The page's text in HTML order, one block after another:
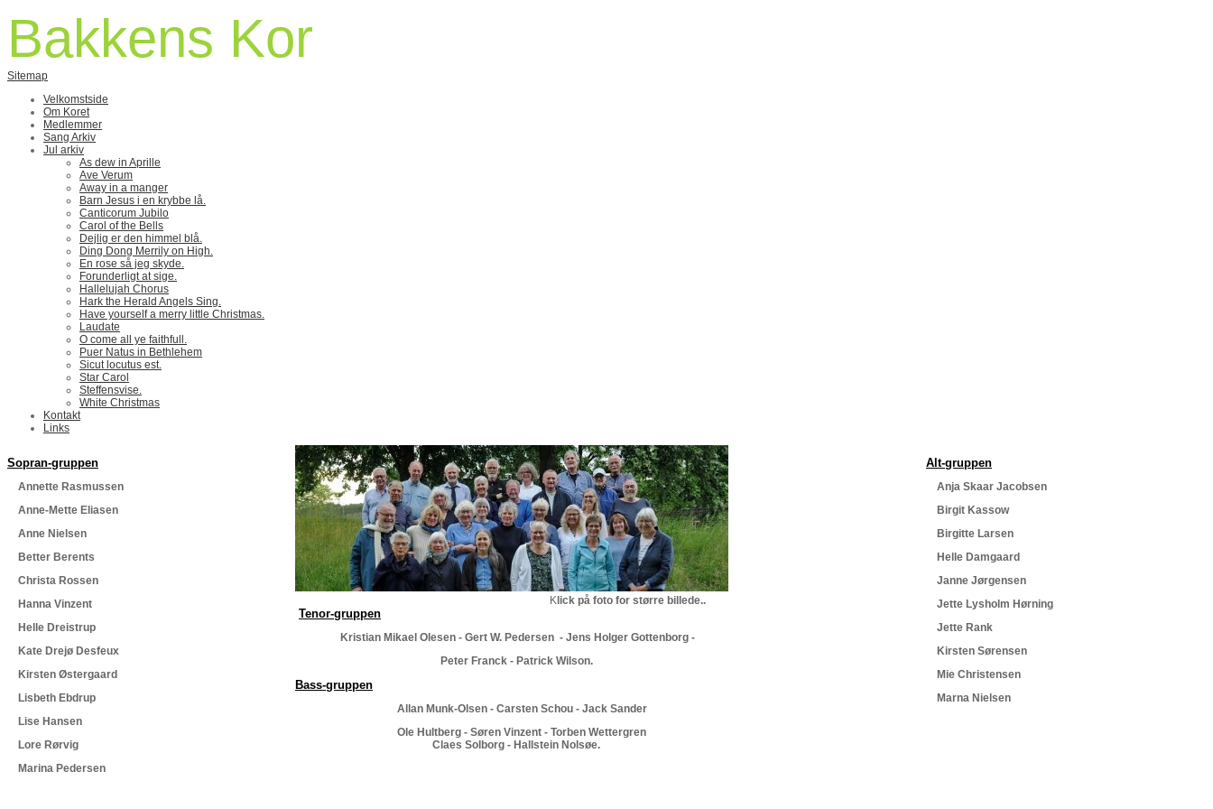
Bakkens Kor
Sitemap
Velkomstside
Om Koret
Medlemmer
Sang Arkiv
Jul arkiv
As dew in Aprille
Ave Verum
Away in a manger
Barn Jesus i en krybbe lå.
Canticorum Jubilo
Carol of the Bells
Dejlig er den himmel blå.
Ding Dong Merrily on High.
En rose så jeg skyde.
Forunderligt at sige.
Hallelujah Chorus
Hark the Herald Angels Sing.
Have yourself a merry little Christmas.
Laudate
O come all ye faithfull.
Puer Natus in Bethlehem
Sicut locutus est.
Star Carol
Steffensvise.
White Christmas
Kontakt
Links
Sopran-gruppen
Annette Rasmussen
Anne-Mette Eliasen
Anne Nielsen
Better Berents
Christa Rossen
Hanna Vinzent
Helle Dreistrup
Kate Drejø Desfeux
Kirsten Østergaard
Lisbeth Ebdrup
Lise Hansen
Lore Rørvig
Marina Pedersen
K lick på foto for større billede..
Tenor-gruppen
Kristian Mikael Olesen - Gert W. Pedersen - Jens Holger Gottenborg -
Peter Franck - Patrick Wilson.
Bass-gruppen
Allan Munk-Olsen - Carsten Schou - Jack Sander
Ole Hultberg - Søren Vinzent - Torben Wettergren
Claes Solborg - Hallstein Nolsøe.
Alt-gruppen
Anja Skaar Jacobsen
Birgit Kassow
Birgitte Larsen
Helle Damgaard
Janne Jørgensen
Jette Lysholm Hørning
Jette Rank
Kirsten Sørensen
Mie Christensen
Marna Nielsen